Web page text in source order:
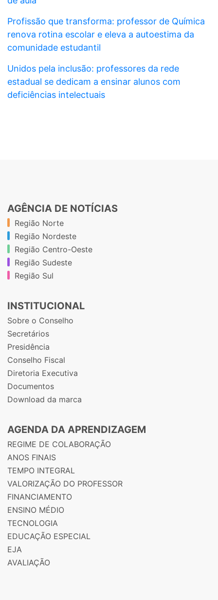
Profissão que transforma: professor de Química
renova rotina escolar e eleva a autoestima da
comunidade estudantil
Unidos pela inclusão: professores da rede
estadual se dedicam a ensinar alunos com
deficiências intelectuais
AGÊNCIA DE NOTÍCIAS
Região Norte
Região Nordeste
Região Centro-Oeste
Região Sudeste
Região Sul
INSTITUCIONAL
Sobre o Conselho
Secretários
Presidência
Conselho Fiscal
Diretoria Executiva
Documentos
Download da marca
AGENDA DA APRENDIZAGEM
REGIME DE COLABORAÇÃO
ANOS FINAIS
TEMPO INTEGRAL
VALORIZAÇÃO DO PROFESSOR
FINANCIAMENTO
ENSINO MÉDIO
TECNOLOGIA
EDUCAÇÃO ESPECIAL
EJA
AVALIAÇÃO